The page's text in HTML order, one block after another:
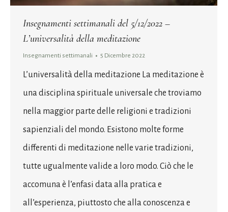
Insegnamenti settimanali del 5/12/2022 –
L’universalità della meditazione
Insegnamenti settimanali 5 Dicembre 2022
L’universalità della meditazione La meditazione è
una disciplina spirituale universale che troviamo
nella maggior parte delle religioni e tradizioni
sapienziali del mondo. Esistono molte forme
differenti di meditazione nelle varie tradizioni,
tutte ugualmente valide a loro modo. Ciò che le
accomuna è l’enfasi data alla pratica e
all’esperienza, piuttosto che alla conoscenza e